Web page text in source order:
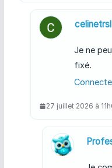
celinetrsl
Je ne
fixé.
27 juillet 2026 à